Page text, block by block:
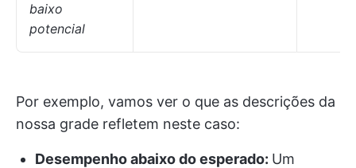
baixo
potencial
Por exemplo, vamos ver o que as descrições da
nossa grade refletem neste caso:
Desempenho abaixo do esperado: Um